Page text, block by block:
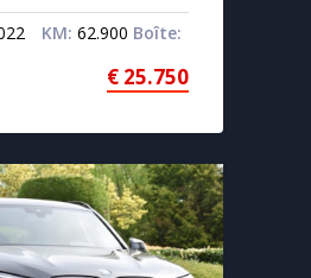
KM: 62.900 Boîte:
€ 25.750